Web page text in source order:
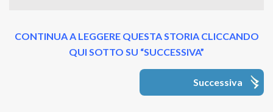
CONTINUA A LEGGERE QUESTA STORIA CLICCANDO
QUI SOTTO SU “SUCCESSIVA”
Successiva